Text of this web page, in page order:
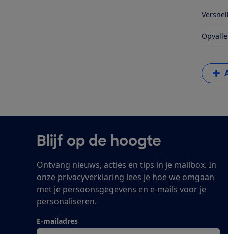
Blijf op de hoogte
Ontvang nieuws, acties en tips in je mailbox. In
onze privacyverklaring lees je hoe we omgaan
met je persoonsgegevens en e-mails voor je
personaliseren.
E-mailadres